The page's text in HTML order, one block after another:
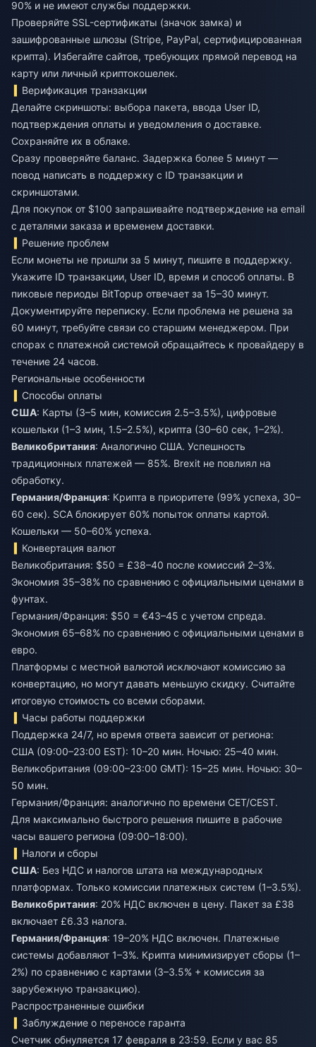
90% и не имеют службы поддержки.
Проверяйте SSL-сертификаты (значок замка) и
зашифрованные шлюзы (Stripe, PayPal, сертифицированная
крипта). Избегайте сайтов, требующих прямой перевод на
карту или личный криптокошелек.
Верификация транзакции
Делайте скриншоты: выбора пакета, ввода User ID,
подтверждения оплаты и уведомления о доставке.
Сохраняйте их в облаке.
Сразу проверяйте баланс. Задержка более 5 минут —
повод написать в поддержку с ID транзакции и
скриншотами.
Для покупок от $100 запрашивайте подтверждение на email
с деталями заказа и временем доставки.
Решение проблем
Если монеты не пришли за 5 минут, пишите в поддержку.
Укажите ID транзакции, User ID, время и способ оплаты. В
пиковые периоды BitTopup отвечает за 15–30 минут.
Документируйте переписку. Если проблема не решена за
60 минут, требуйте связи со старшим менеджером. При
спорах с платежной системой обращайтесь к провайдеру в
течение 24 часов.
Региональные особенности
Способы оплаты
США: Карты (3–5 мин, комиссия 2.5–3.5%), цифровые
кошельки (1–3 мин, 1.5–2.5%), крипта (30–60 сек, 1–2%).
Великобритания: Аналогично США. Успешность
традиционных платежей — 85%. Brexit не повлиял на
обработку.
Германия/Франция: Крипта в приоритете (99% успеха, 30–
60 сек). SCA блокирует 60% попыток оплаты картой.
Кошельки — 50–60% успеха.
Конвертация валют
Великобритания: $50 = £38–40 после комиссий 2–3%.
Экономия 35–38% по сравнению с официальными ценами в
фунтах.
Германия/Франция: $50 = €43–45 с учетом спреда.
Экономия 65–68% по сравнению с официальными ценами в
евро.
Платформы с местной валютой исключают комиссию за
конвертацию, но могут давать меньшую скидку. Считайте
итоговую стоимость со всеми сборами.
Часы работы поддержки
Поддержка 24/7, но время ответа зависит от региона:
США (09:00–23:00 EST): 10–20 мин. Ночью: 25–40 мин.
Великобритания (09:00–23:00 GMT): 15–25 мин. Ночью: 30–
50 мин.
Германия/Франция: аналогично по времени CET/CEST.
Для максимально быстрого решения пишите в рабочие
часы вашего региона (09:00–18:00).
Налоги и сборы
США: Без НДС и налогов штата на международных
платформах. Только комиссии платежных систем (1–3.5%).
Великобритания: 20% НДС включен в цену. Пакет за £38
включает £6.33 налога.
Германия/Франция: 19–20% НДС включен. Платежные
системы добавляют 1–3%. Крипта минимизирует сборы (1–
2%) по сравнению с картами (3–3.5% + комиссия за
зарубежную транзакцию).
Распространенные ошибки
Заблуждение о переносе гаранта
Счетчик обнуляется 17 февраля в 23:59. Если у вас 85